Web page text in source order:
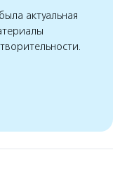
актуальная